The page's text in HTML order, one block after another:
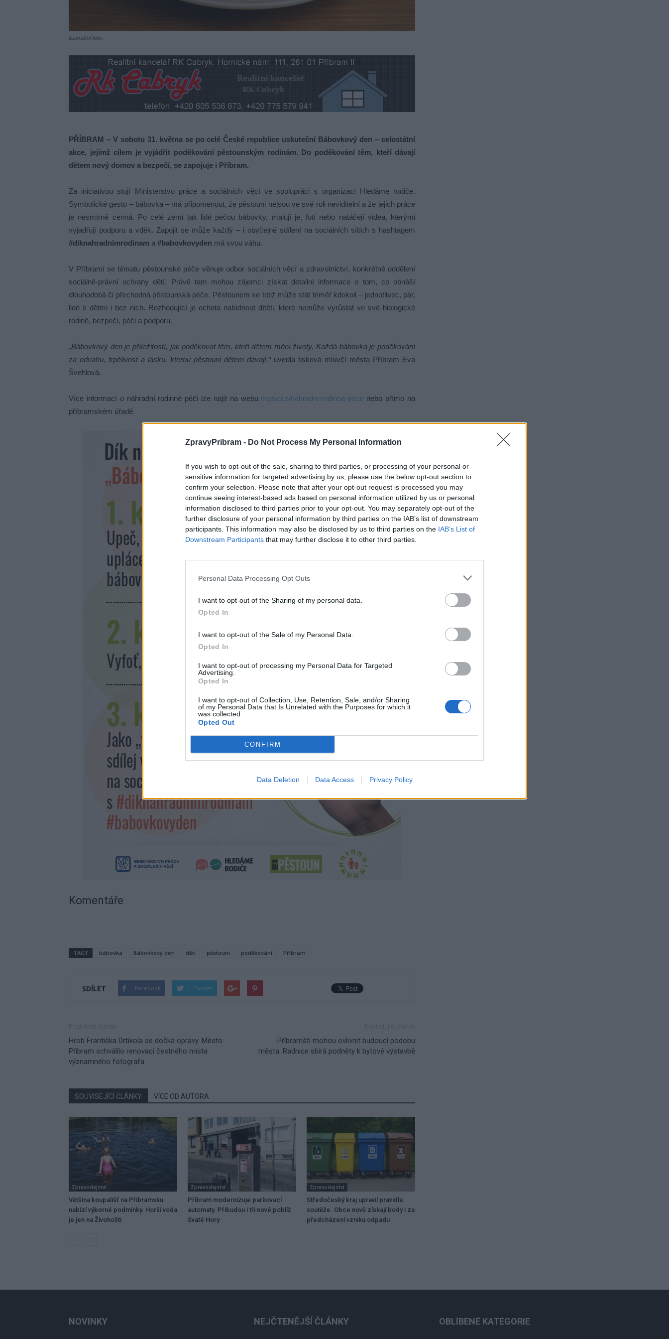
ZpravyPribram - Do Not Process My Personal Information
If you wish to opt-out of the sale, sharing to third parties, or processing of your personal or
sensitive information for targeted advertising by us, please use the below opt-out section to
confirm your selection. Please note that after your opt-out request is processed you may
continue seeing interest-based ads based on personal information utilized by us or personal
information disclosed to third parties prior to your opt-out. You may separately opt-out of the
further disclosure of your personal information by third parties on the IAB’s list of downstream
participants. This information may also be disclosed by us to third parties on the IAB’s List of
Downstream Participants that may further disclose it to other third parties.
Personal Data Processing Opt Outs
I want to opt-out of the Sharing of my personal data.
Opted In
I want to opt-out of the Sale of my Personal Data.
Opted In
I want to opt-out of processing my Personal Data for Targeted
Advertising.
Opted In
I want to opt-out of Collection, Use, Retention, Sale, and/or Sharing
of my Personal Data that Is Unrelated with the Purposes for which it
was collected.
Opted Out
CONFIRM
Data Deletion Data Access Privacy Policy
Ilustrační foto.
PŘÍBRAM – V sobotu 31. května se po celé České republice uskuteční Bábovkový den – celostátní
akce, jejímž cílem je vyjádřit poděkování pěstounským rodinám. Do poděkování těm, kteří dávají
dětem nový domov a bezpečí, se zapojuje i Příbram.
Za iniciativou stojí Ministerstvo práce a sociálních věcí ve spolupráci s organizací Hledáme rodiče.
Symbolické gesto – bábovka – má připomenout, že pěstouni nejsou ve své roli neviditelní a že jejich práce
je nesmírně cenná. Po celé zemi tak lidé pečou bábovky, malují je, fotí nebo natáčejí videa, kterými
vyjadřují podporu a vděk. Zapojit se může každý – i obyčejné sdílení na sociálních sítích s hashtagem
#diknahradnimrodinam a #babovkovyden má svou váhu.
V Příbrami se tématu pěstounské péče věnuje odbor sociálních věcí a zdravotnictví, konkrétně oddělení
sociálně-právní ochrany dětí. Právě tam mohou zájemci získat detailní informace o tom, co obnáší
dlouhodobá či přechodná pěstounská péče. Pěstounem se totiž může stát téměř kdokoli – jednotlivec, pár,
lidé s dětmi i bez nich. Rozhodující je ochota nabídnout dítěti, které nemůže vyrůstat ve své biologické
rodině, bezpečí, péči a podporu.
„Bábovkový den je příležitostí, jak poděkovat těm, kteří dětem mění životy. Každá bábovka je poděkování
za odvahu, trpělivost a lásku, kterou pěstouni dětem dávají,“ uvedla tisková mluvčí města Příbram Eva
Švehlová.
Více informací o náhradní rodinné péči lze najít na webu mpsv.cz/nahradni-rodinna-pece nebo přímo na
příbramském úřadě.
Komentáře
TAGY bábovka Bábovkový den děti pěstouni poděkování Příbram
SDÍLET Facebook Twitter
Hrob Františka Drtikola se dočká opravy. Město
Příbram schválilo renovaci čestného místa
významného fotografa
Příbramští mohou ovlivnit budoucí podobu
města. Radnice sbírá podněty k bytové výstavbě
SOUVISEJÍCÍ ČLÁNKY VÍCE OD AUTORA
Zpravodajství
Většina koupališť na Příbramsku
nabízí výborné podmínky. Horší voda
je jen na Živohošti
Zpravodajství
Příbram modernizuje parkovací
automaty. Přibudou i tři nové poblíž
Svaté Hory
Zpravodajství
Středočeský kraj upravil pravidla
soutěže. Obce nově získají body i za
předcházení vzniku odpadu
NOVINKY NEJČTENĚJŠÍ ČLÁNKY OBLÍBENÉ KATEGORIE